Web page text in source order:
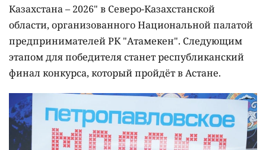
Казахстана – 2026" в Северо-Казахстанской
области, организованного Национальной палатой
предпринимателей РК "Атамекен". Следующим
этапом для победителя станет республиканский
финал конкурса, который пройдёт в Астане.